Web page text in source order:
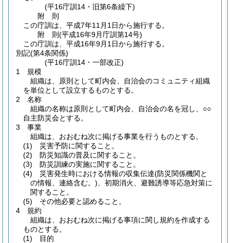
(平16庁訓14・旧第6条繰下)
附 則
この庁訓は、平成7年11月1日から施行する。
附 則(平成16年9月 庁訓第14号)
この庁訓は、平成16年9月1日から施行する。
別記(第4条関係)
(平16庁訓14・一部改正)
1 規模
組織は、原則として町内会、自治会のコミュニティ組織
を単位として設立するものとする。
2 名称
組織の名称は原則として町内会、自治会の名を冠し、○○
自主防災会とする。
3 事業
組織は、おおむね次に掲げる事業を行うものとする。
(1) 災害予防に関すること。
(2) 防災知識の普及に関すること。
(3) 防災訓練の実施に関すること。
(4) 災害発生時における情報の収集伝達(防災関係機関と
の情報、連絡含む。)、初期消火、避難誘導等応急対策に
関すること。
(5) その他必要と認めること。
4 規約
組織は、おおむね次に掲げる事項に関し規約を作成する
ものとする。
(1) 目的